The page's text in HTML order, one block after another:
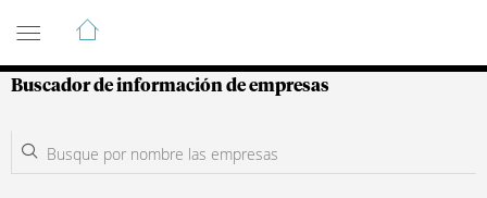
Guía de Empresas Colombianas
Buscador de información de empresas